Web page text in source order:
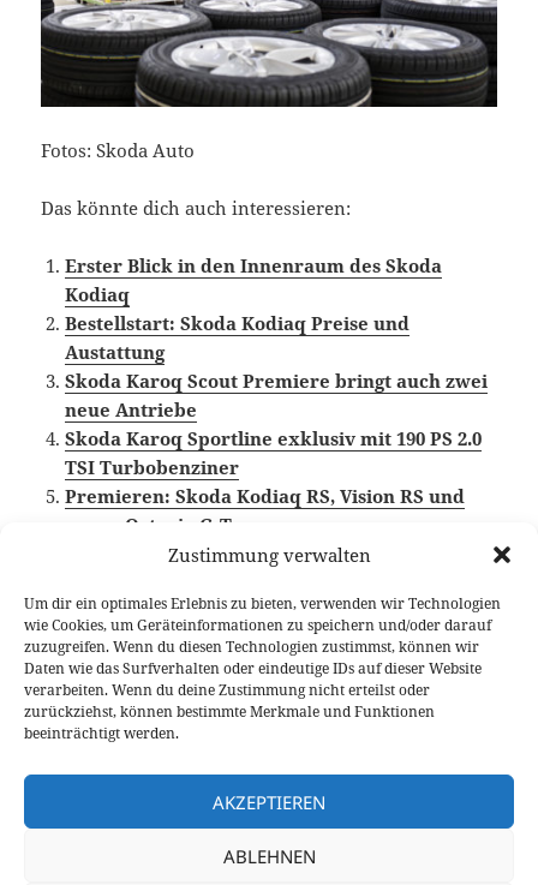
Zustimmung verwalten
Um dir ein optimales Erlebnis zu bieten, verwenden wir Technologien
wie Cookies, um Geräteinformationen zu speichern und/oder darauf
zuzugreifen. Wenn du diesen Technologien zustimmst, können wir
Daten wie das Surfverhalten oder eindeutige IDs auf dieser Website
verarbeiten. Wenn du deine Zustimmung nicht erteilst oder
zurückziehst, können bestimmte Merkmale und Funktionen
beeinträchtigt werden.
AKZEPTIEREN
ABLEHNEN
Fotos: Skoda Auto
Das könnte dich auch interessieren:
Erster Blick in den Innenraum des Skoda
Kodiaq
Bestellstart: Skoda Kodiaq Preise und
Austattung
Skoda Karoq Scout Premiere bringt auch zwei
neue Antriebe
Skoda Karoq Sportline exklusiv mit 190 PS 2.0
TSI Turbobenziner
Premieren: Skoda Kodiaq RS, Vision RS und
neuer Octavia G-Tec
Veröffentlicht
am
21. August 2018 Autor
Fabian Meßner Kategorien
News Schlagwörter
Skoda,
Skoda Karoq,Skoda Kodiaq
Beitragsnavigation
VORHERIGER
Vorheriger
Beitrag:
Gelungene Aufwertung: Skoda Fabia
Facelift Test
Opel GT X Experimental gibt Design- und